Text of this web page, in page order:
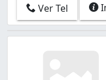
Ver Tel